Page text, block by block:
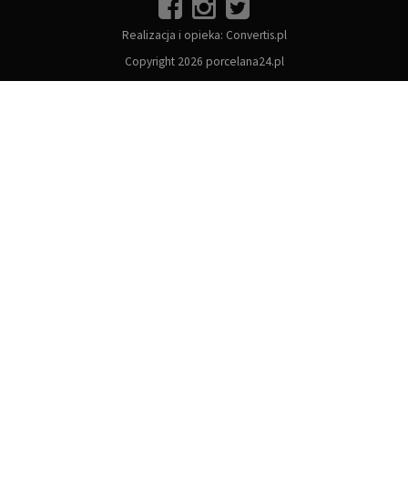
Realizacja i opieka: Convertis.pl
Copyright 2026 porcelana24.pl